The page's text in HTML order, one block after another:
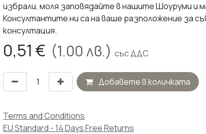
избрали, моля заповядайте в нашите Шоуруми и
Консултантите ни са на ваше разположение за
консултация.
0,51 € (1.00лв.) със ДДС
Добавете в количката
Terms and Conditions
EU Standard - 14 Days Free Returns